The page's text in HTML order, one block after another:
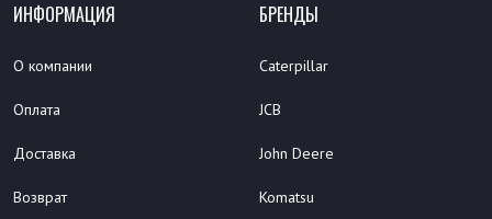
ИНФОРМАЦИЯ
О компании
Оплата
Доставка
Возврат
БРЕНДЫ
Caterpillar
JCB
John Deere
Komatsu